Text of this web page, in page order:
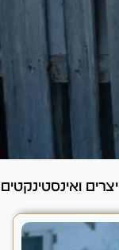
יצרים ואינסטינקטים